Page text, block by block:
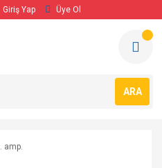
Giriş Yap Üye Ol
ARA